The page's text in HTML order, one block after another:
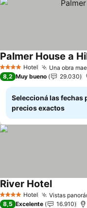
4 EstrellasHotel Una obra
Palmer House a
8,2 Muy bueno 29.030
Seleccioná las fechas
precios exactos
4 EstrellasHotel Vistas
River Hotel
8,5 Excelente 16.910